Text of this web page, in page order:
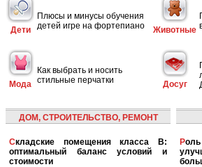
Дети
Плюсы и минусы обучения
детей игре на фортепиано
Животные
Мода
Как выбрать и носить
стильные перчатки
Досуг
ДОМ, СТРОИТЕЛЬСТВО, РЕМОНТ
Складские помещения класса B:
оптимальный баланс условий и
стоимости
Роль искусственного интеллекта в